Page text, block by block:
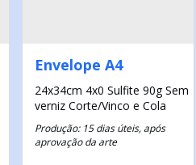
Envelope A4
24x34cm 4x0 Sulfite 90g Sem
verniz Corte/Vinco e Cola
Produção: 15 dias úteis, após
aprovação da arte